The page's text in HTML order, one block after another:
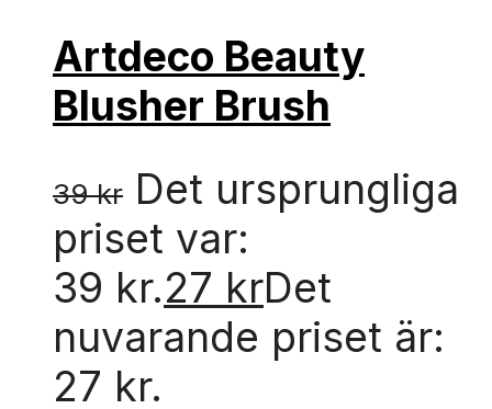
Artdeco Beauty
Blusher Brush
39kr Det ursprungliga
priset var:
39 kr.27 krDet
nuvarande priset är:
27 kr.